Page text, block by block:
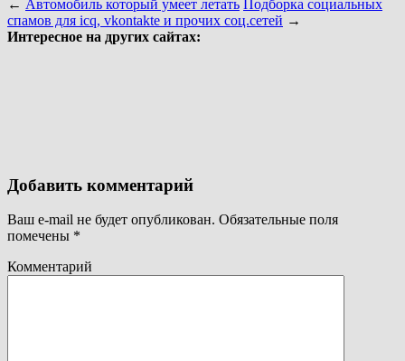
← Автомобиль который умеет летать
Подборка социальных
спамов для icq, vkontakte и прочих соц.сетей →
Интересное на других сайтах:
Добавить комментарий
Ваш e-mail не будет опубликован. Обязательные поля
помечены *
Комментарий